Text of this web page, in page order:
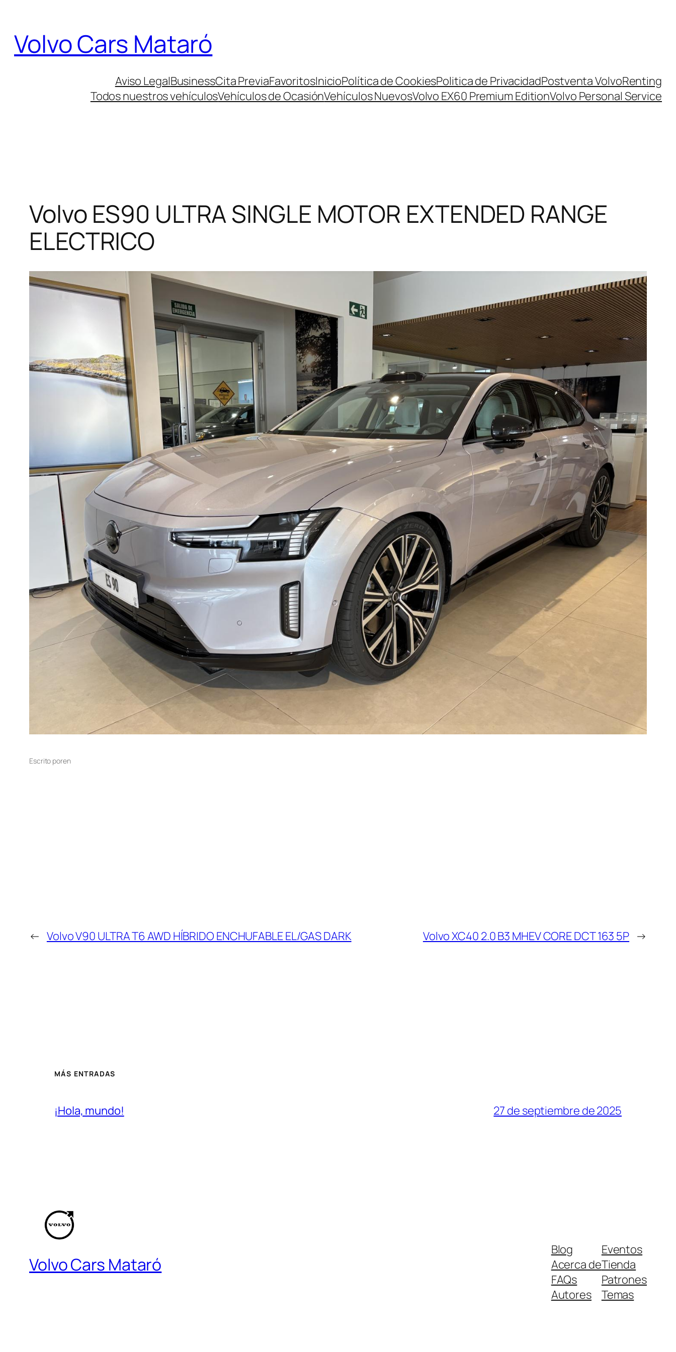
contenido
Volvo Cars Mataró
Aviso LegalBusinessCita PreviaFavoritosInicioPolítica de CookiesPolitica de PrivacidadPostventa VolvoRenting
Todos nuestros vehículosVehículos de OcasiónVehículos NuevosVolvo EX60 Premium EditionVolvo Personal Service
Volvo ES90 ULTRA SINGLE MOTOR EXTENDED RANGE
ELECTRICO
Escrito poren
← Volvo V90 ULTRA T6 AWD HÍBRIDO ENCHUFABLE EL/GAS DARK Volvo XC40 2.0 B3 MHEV CORE DCT 163 5P →
MÁS ENTRADAS
¡Hola, mundo! 27 de septiembre de 2025
Volvo Cars Mataró
Blog
Acerca de
FAQs
Autores
Eventos
Tienda
Patrones
Temas